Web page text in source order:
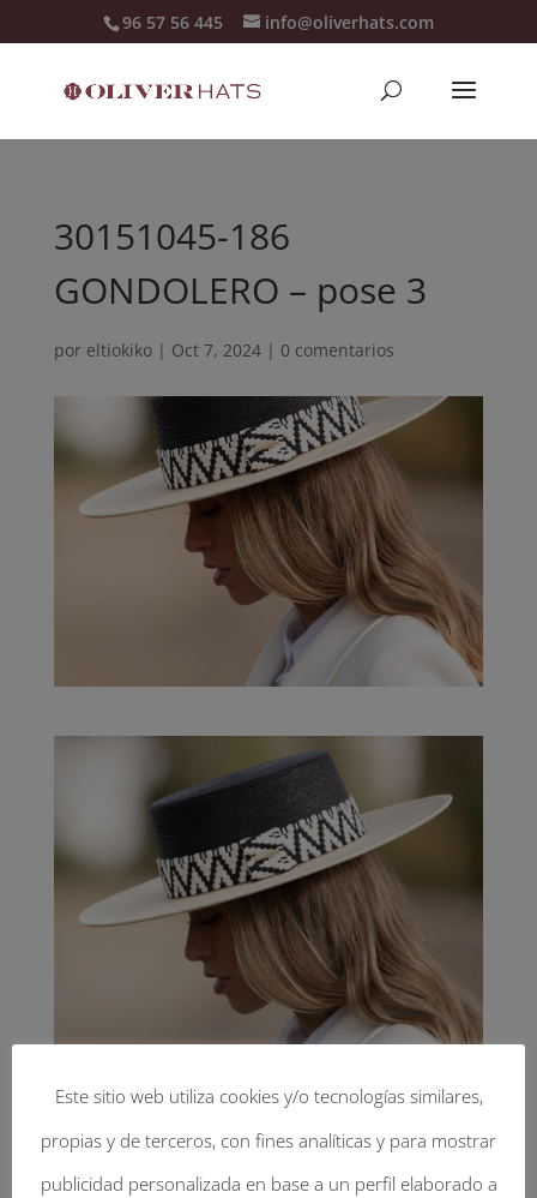
96 57 56 445 info@oliverhats.com
30151045-186
GONDOLERO – pose 3
por eltiokiko| Oct 7, 2024| 0 comentarios
Este sitio web utiliza cookies y/o tecnologías similares,
propias y de terceros, con fines analíticas y para mostrar
publicidad personalizada en base a un perfil elaborado a